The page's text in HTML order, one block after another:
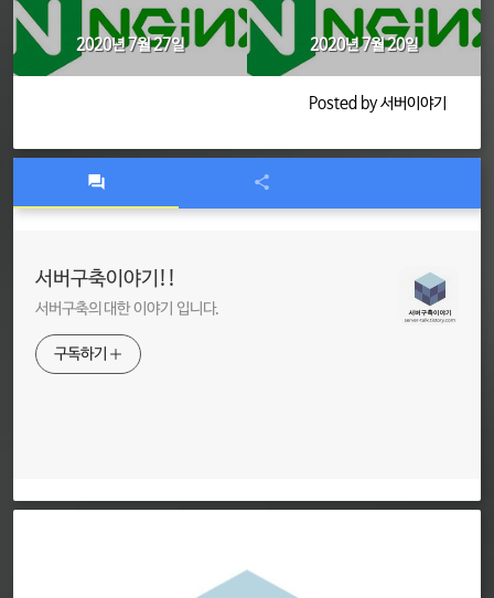
2020년 7월 27일 2020년 7월 20일
Posted by 서버이야기
서버구축이야기!!
서버구축의 대한 이야기 입니다.
구독하기